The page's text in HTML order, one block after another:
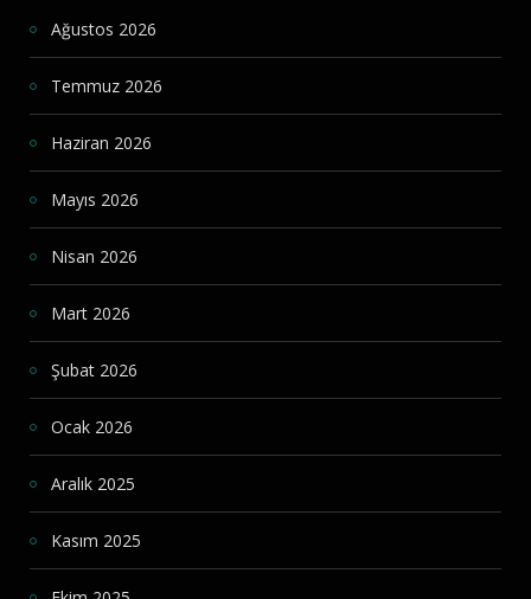
Ağustos 2026
Temmuz 2026
Haziran 2026
Mayıs 2026
Nisan 2026
Mart 2026
Şubat 2026
Ocak 2026
Aralık 2025
Kasım 2025